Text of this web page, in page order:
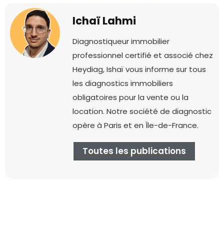
Ichaï Lahmi
Diagnostiqueur immobilier
professionnel certifié et associé chez
Heydiag, Ishaï vous informe sur tous
les diagnostics immobiliers
obligatoires pour la vente ou la
location. Notre société de diagnostic
opère à Paris et en Île-de-France.
Toutes les publications